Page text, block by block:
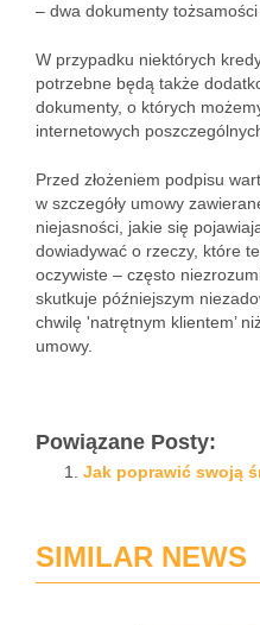
– dwa dokumenty
W przypadku niektórych
potrzebne będą także
dokumenty, o których
internetowych
Przed złożeniem podpisu
w szczegóły umowy
niejasności, jakie się
dowiadywać o rzeczy, które
oczywiste – często
skutkuje późniejszym
chwilę 'natrętnym klientem’
umowy.
Powiązane Posty:
Jak poprawić swoją
SIMILAR NEWS